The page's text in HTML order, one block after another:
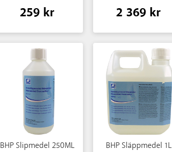
259 kr 2 369 kr
BHP Slipmedel 250ML BHP Släppmedel 1L